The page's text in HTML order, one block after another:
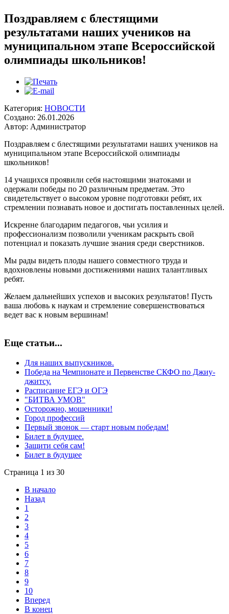
Поздравляем с блестящими
результатами наших учеников на
муниципальном этапе Всероссийской
олимпиады школьников!
Категория: НОВОСТИ
Создано: 26.01.2026
Автор: Администратор
Поздравляем с блестящими результатами наших учеников на
муниципальном этапе Всероссийской олимпиады
школьников!
14 учащихся проявили себя настоящими знатоками и
одержали победы по 20 различным предметам. Это
свидетельствует о высоком уровне подготовки ребят, их
стремлении познавать новое и достигать поставленных целей.
Искренне благодарим педагогов, чьи усилия и
профессионализм позволили ученикам раскрыть свой
потенциал и показать лучшие знания среди сверстников.
Мы рады видеть плоды нашего совместного труда и
вдохновлены новыми достижениями наших талантливых
ребят.
Желаем дальнейших успехов и высоких результатов! Пусть
ваша любовь к наукам и стремление совершенствоваться
ведет вас к новым вершинам!
Еще статьи...
Для наших выпускников.
Победа на Чемпионате и Первенстве СКФО по Джиу-
джитсу.
Расписание ЕГЭ и ОГЭ
"БИТВА УМОВ"
Осторожно, мошенники!
Город профессий
Первый звонок — старт новым победам!
Билет в будущее.
Защити себя сам!
Билет в будущее
Страница 1 из 30
В начало
Назад
1
2
3
4
5
6
7
8
9
10
Вперед
В конец